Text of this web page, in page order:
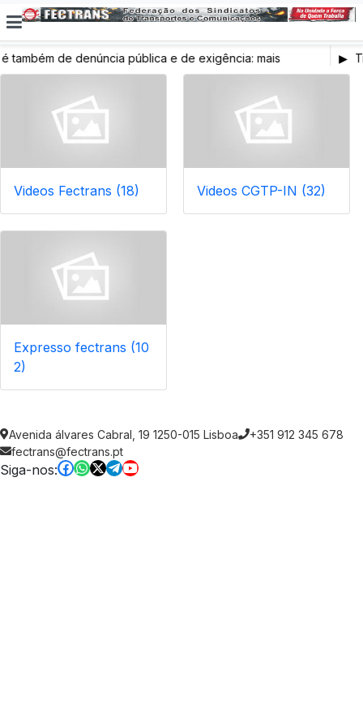
também de denúncia pública e de exigência: mais
saúde, mais condições de trabalho e mais SNS
Videos Fectrans (18) Videos CGTP-IN (32)
Expresso fectrans (10
2)
Avenida álvares Cabral, 19 1250-015 Lisboa
+351 912 345 678
fectrans@fectrans.pt
Siga-nos: